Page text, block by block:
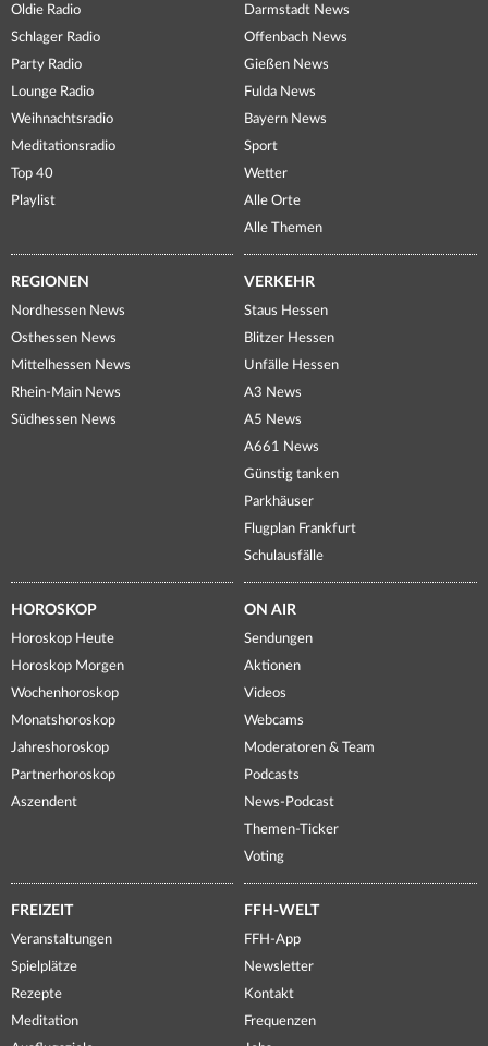
Oldie Radio
Schlager Radio
Party Radio
Lounge Radio
Weihnachtsradio
Meditationsradio
Top 40
Playlist
Darmstadt News
Offenbach News
Gießen News
Fulda News
Bayern News
Sport
Wetter
Alle Orte
Alle Themen
REGIONEN
Nordhessen News
Osthessen News
Mittelhessen News
Rhein-Main News
Südhessen News
VERKEHR
Staus Hessen
Blitzer Hessen
Unfälle Hessen
A3 News
A5 News
A661 News
Günstig tanken
Parkhäuser
Flugplan Frankfurt
Schulausfälle
HOROSKOP
Horoskop Heute
Horoskop Morgen
Wochenhoroskop
Monatshoroskop
Jahreshoroskop
Partnerhoroskop
Aszendent
ON AIR
Sendungen
Aktionen
Videos
Webcams
Moderatoren & Team
Podcasts
News-Podcast
Themen-Ticker
Voting
FREIZEIT
Veranstaltungen
Spielplätze
Rezepte
Meditation
FFH-WELT
FFH-App
Newsletter
Kontakt
Frequenzen